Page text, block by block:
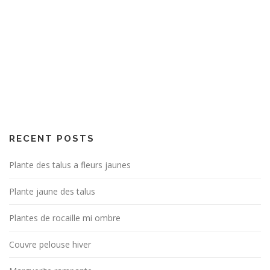
RECENT POSTS
Plante des talus a fleurs jaunes
Plante jaune des talus
Plantes de rocaille mi ombre
Couvre pelouse hiver